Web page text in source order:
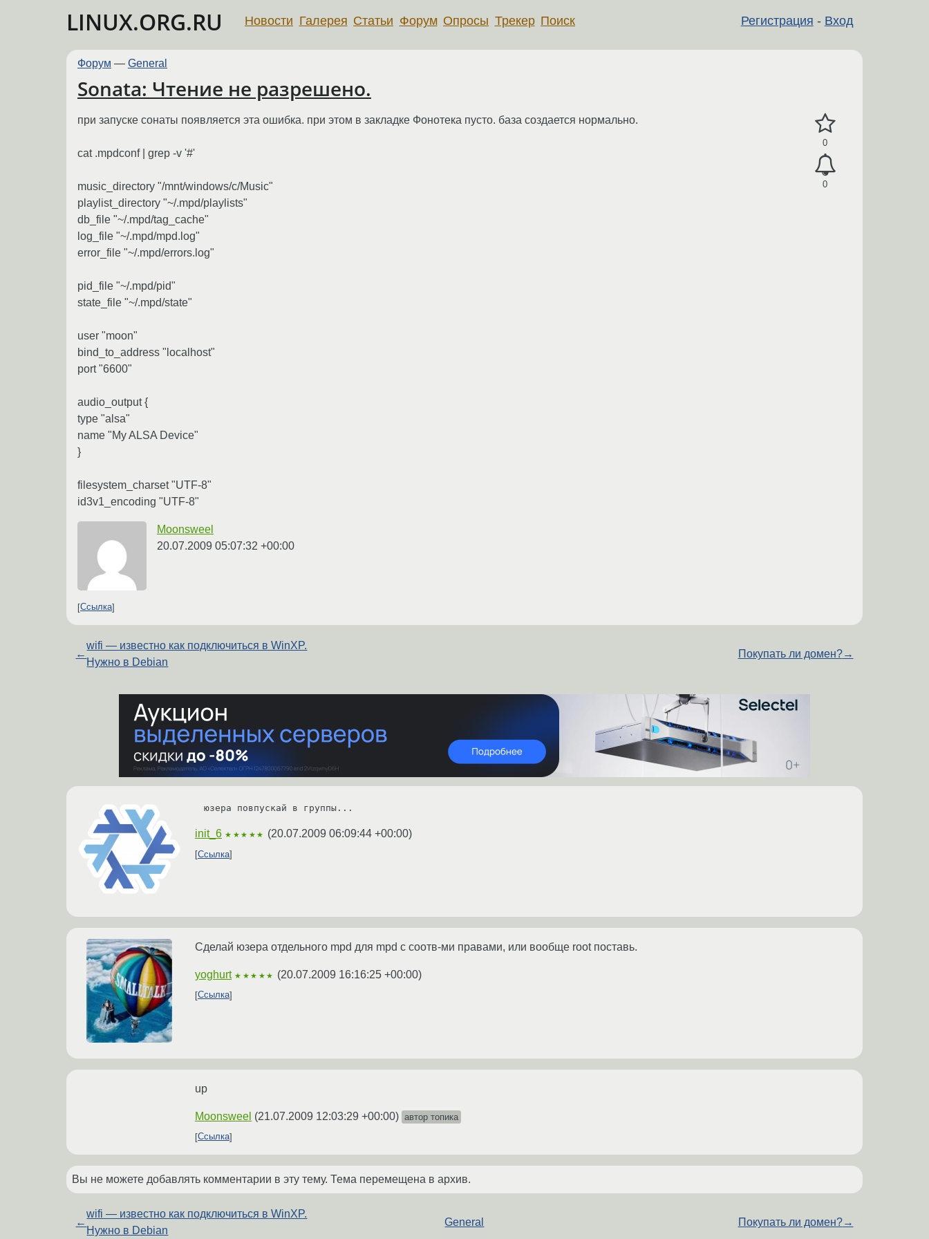
LINUX.ORG.RU Регистрация - Вход
Новости Галерея Статьи Форум Опросы Трекер Поиск
Форум — General
Sonata: Чтение не разрешено.
0
0
при запуске сонаты появляется эта ошибка. при этом в закладке Фонотека пусто. база создается нормально.
cat .mpdconf | grep -v '#'
music_directory "/mnt/windows/c/Music"
playlist_directory "~/.mpd/playlists"
db_file "~/.mpd/tag_cache"
log_file "~/.mpd/mpd.log"
error_file "~/.mpd/errors.log"
pid_file "~/.mpd/pid"
state_file "~/.mpd/state"
user "moon"
bind_to_address "localhost"
port "6600"
audio_output {
type "alsa"
name "My ALSA Device"
}
filesystem_charset "UTF-8"
id3v1_encoding "UTF-8"
Moonsweel
20.07.2009 05:07:32 +00:00
Ссылка
←
wifi — известно как подключиться в WinXP.
Нужно в Debian
Покупать ли домен?→
юзера повпускай в группы...
init_6 ★★★★★ (20.07.2009 06:09:44 +00:00)
Ссылка
Сделай юзера отдельного mpd для mpd с соотв-ми правами, или вообще root поставь.
yoghurt ★★★★★ (20.07.2009 16:16:25 +00:00)
Ссылка
up
Moonsweel (21.07.2009 12:03:29 +00:00) автор топика
Ссылка
Вы не можете добавлять комментарии в эту тему. Тема перемещена в архив.
←
wifi — известно как подключиться в WinXP.
Нужно в Debian
General Покупать ли домен?→